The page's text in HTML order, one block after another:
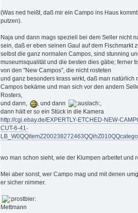
(Was ned heißt, daß mir ein Campo ins Haus
putzen).
Naja und dann mags speziell bei dem Seller nicht
sein, daß er eben seinen Gaul auf dem Fischmarkt
selbst die ganz normalen Campos, sind stunning
museumsqualität und die besten dies gäbe; ferner
von den "New Campos", die nicht rosteten
und ganz besonders krass wirkt, daß man natürlich
Campos bekäme und man sich vor den andern
Rosters,
und dann,
, und dann
dann hält er so ein Stück in die Kamera
http://cgi.ebay.de/EXPERTLY-ETCHED-NEW-
CUT-6-41-
wo man schon sieht, wie der Klumpen arbeitet und
Mei aber sonst, wer Campo mag und mit denen
er sicher nimmer.
Mettmann